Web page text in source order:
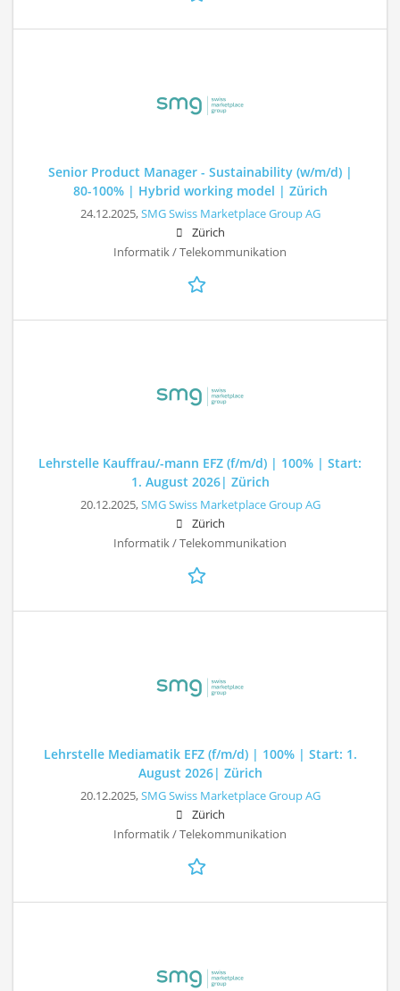
Senior Product Manager - Sustainability (w/m/d) |
80-100% | Hybrid working model | Zürich
24.12.2025,SMG Swiss Marketplace Group AG
Zürich
Informatik / Telekommunikation
Lehrstelle Kauffrau/-mann EFZ (f/m/d) | 100% | Start:
1. August 2026| Zürich
20.12.2025,SMG Swiss Marketplace Group AG
Zürich
Informatik / Telekommunikation
Lehrstelle Mediamatik EFZ (f/m/d) | 100% | Start: 1.
August 2026| Zürich
20.12.2025,SMG Swiss Marketplace Group AG
Zürich
Informatik / Telekommunikation